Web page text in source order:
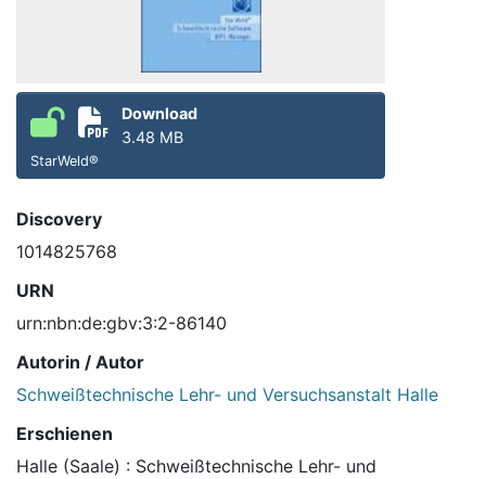
Download
3.48 MB
StarWeld®
Discovery
1014825768
URN
urn:nbn:de:gbv:3:2-86140
Autorin / Autor
Schweißtechnische Lehr- und Versuchsanstalt Halle
Erschienen
Halle (Saale) : Schweißtechnische Lehr- und